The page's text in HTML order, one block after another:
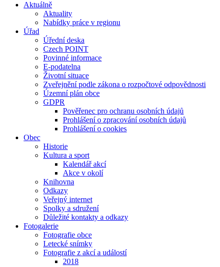
Aktuálně
Aktuality
Nabídky práce v regionu
Úřad
Úřední deska
Czech POINT
Povinné informace
E-podatelna
Životní situace
Zveřejnění podle zákona o rozpočtové odpovědnosti
Územní plán obce
GDPR
Pověřenec pro ochranu osobních údajů
Prohlášení o zpracování osobních údajů
Prohlášení o cookies
Obec
Historie
Kultura a sport
Kalendář akcí
Akce v okolí
Knihovna
Odkazy
Veřejný internet
Spolky a sdružení
Důležité kontakty a odkazy
Fotogalerie
Fotografie obce
Letecké snímky
Fotografie z akcí a událostí
2018